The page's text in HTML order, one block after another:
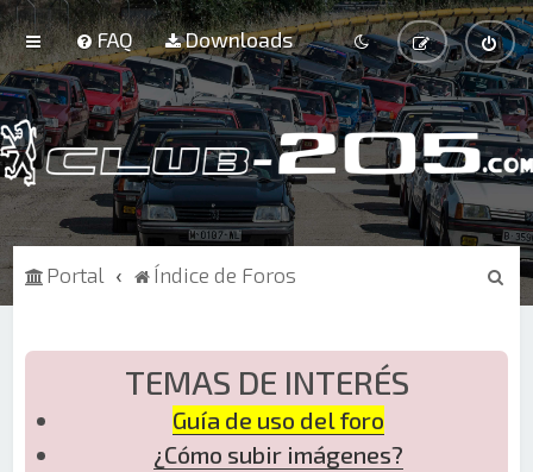
FAQ Downloads
Portal Índice de Foros
B
TEMAS DE INTERÉS
Guía de uso del foro
¿Cómo subir imágenes?